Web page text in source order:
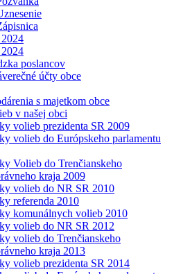
poslancov
účty obce
s majetkom obce
v našej obci
volieb prezidenta SR 2009
volieb do Európskeho parlamentu
Volieb do Trenčianskeho
kraja 2009
volieb do NR SR 2010
referenda 2010
komunálnych volieb 2010
volieb do NR SR 2012
volieb do Trenčianskeho
kraja 2013
volieb prezidenta SR 2014